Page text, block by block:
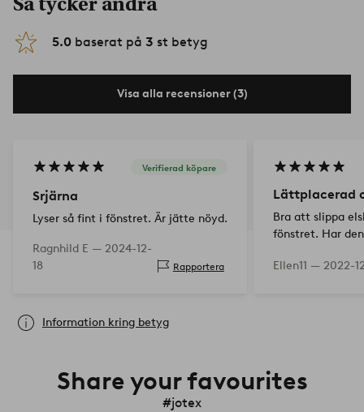
5.0 baserat på 3 st betyg
Visa alla recensioner (3)
Verifierad köpare
Srjärna
Lyser så fint i fönstret. Är jätte nöyd.
Ragnhild E — 2024-12-
18
Rapportera
Lättplacerad
Bra att slippa
fönstret. Har
Ellen11 — 2022-
Information kring betyg
Share your favourites
#jotex